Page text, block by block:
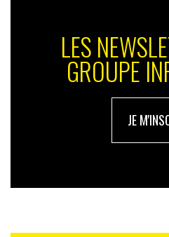
LES
GROUPE
JE